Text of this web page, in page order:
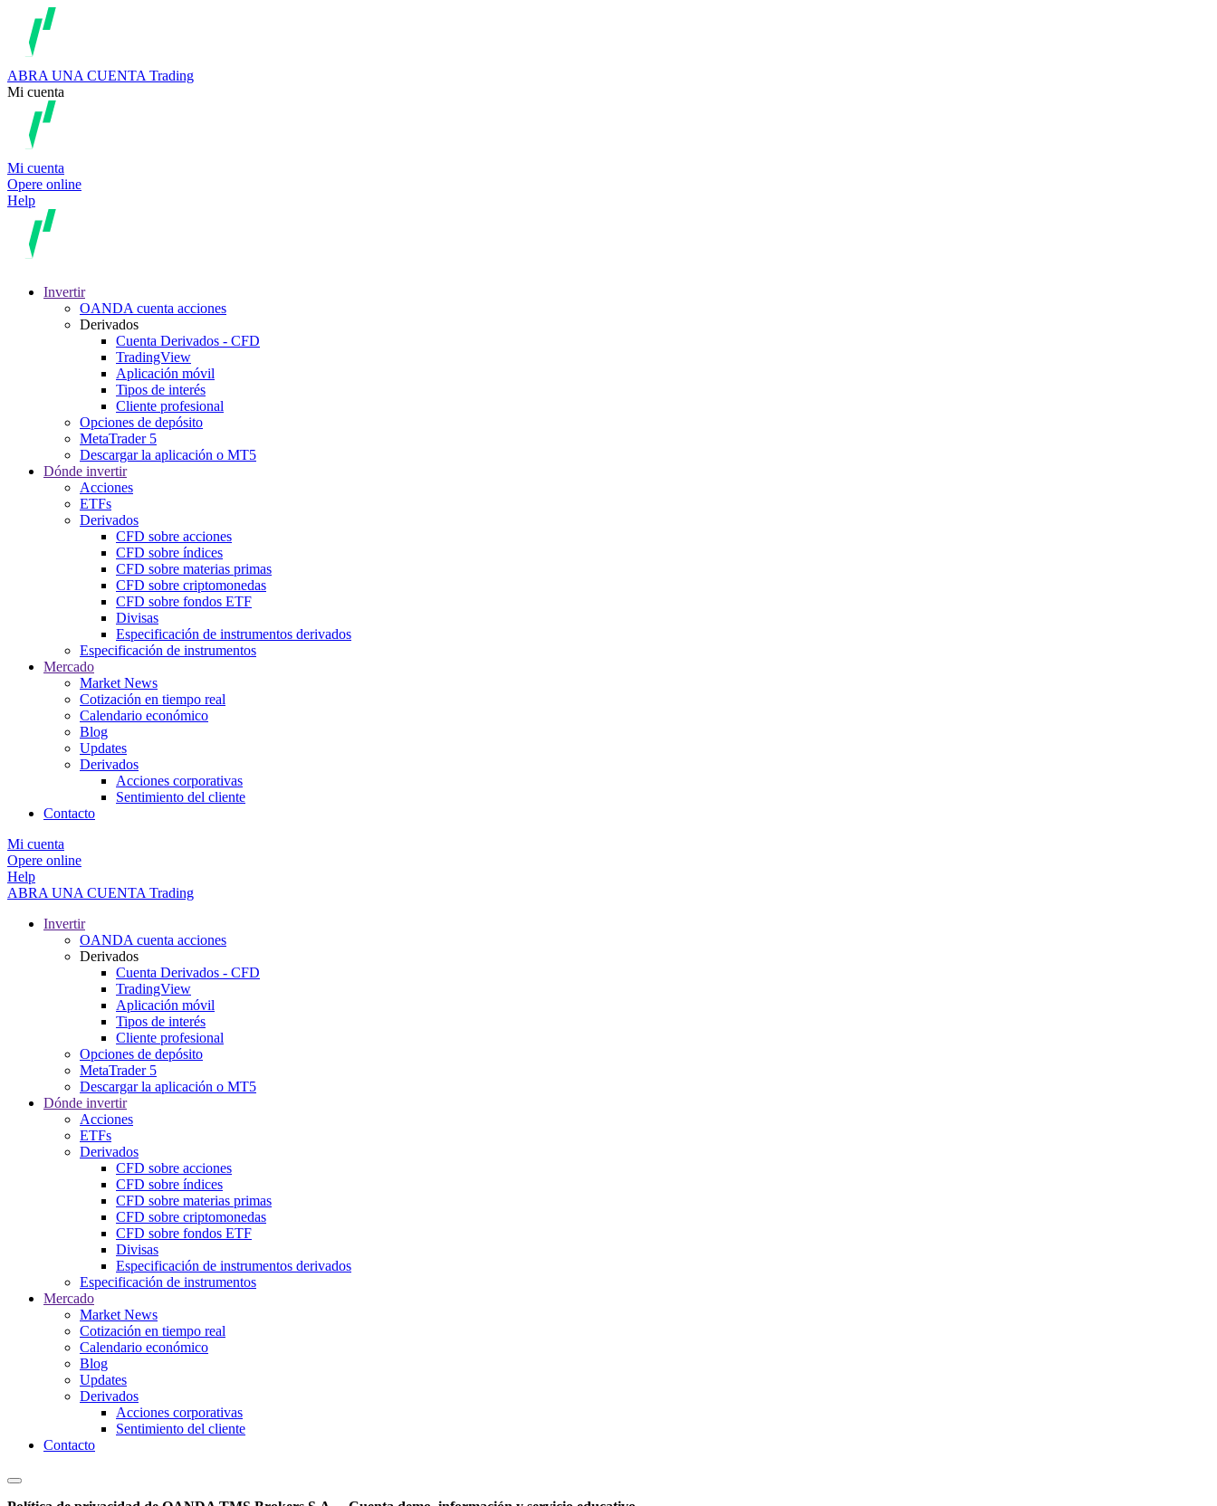
ABRA UNA CUENTA Trading
Mi cuenta
Mi cuenta
Opere online
Help
Invertir
OANDA cuenta acciones
Derivados
Cuenta Derivados - CFD
TradingView
Aplicación móvil
Tipos de interés
Cliente profesional
Opciones de depósito
MetaTrader 5
Descargar la aplicación o MT5
Dónde invertir
Acciones
ETFs
Derivados
CFD sobre acciones
CFD sobre índices
CFD sobre materias primas
CFD sobre criptomonedas
CFD sobre fondos ETF
Divisas
Especificación de instrumentos derivados
Especificación de instrumentos
Mercado
Market News
Cotización en tiempo real
Calendario económico
Blog
Updates
Derivados
Acciones corporativas
Sentimiento del cliente
Contacto
Mi cuenta
Opere online
Help
ABRA UNA CUENTA Trading
Invertir
OANDA cuenta acciones
Derivados
Cuenta Derivados - CFD
TradingView
Aplicación móvil
Tipos de interés
Cliente profesional
Opciones de depósito
MetaTrader 5
Descargar la aplicación o MT5
Dónde invertir
Acciones
ETFs
Derivados
CFD sobre acciones
CFD sobre índices
CFD sobre materias primas
CFD sobre criptomonedas
CFD sobre fondos ETF
Divisas
Especificación de instrumentos derivados
Especificación de instrumentos
Mercado
Market News
Cotización en tiempo real
Calendario económico
Blog
Updates
Derivados
Acciones corporativas
Sentimiento del cliente
Contacto